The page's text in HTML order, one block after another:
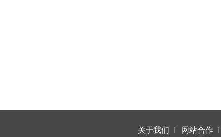
关于我们 ‖ 网站合作 ‖